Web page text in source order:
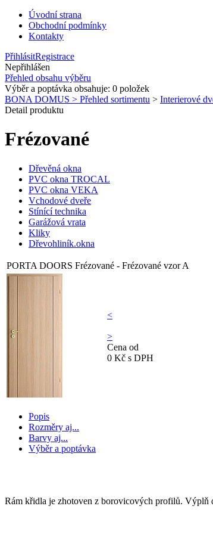
Úvodní strana
Obchodní podmínky
Kontakty
PřihlásitRegistrace
Nepřihlášen
Přehled obsahu výběru
Výběr a poptávka obsahuje: 0 položek
BONA DOMUS > Přehled sortimentu > Interierové
Detail produktu
Frézované
Dřevěná okna
PVC okna TROCAL
PVC okna VEKA
Vchodové dveře
Stínící technika
Garážová vrata
Kliky
Dřevohliník.okna
PORTA DOORS Frézované - Frézované vzor A
<
>
Cena od
0 Kč s DPH
Popis
Rozměry aj...
Barvy aj...
Výběr a poptávka
Rám křidla je zhotoven z borovicových profilů. Výplň